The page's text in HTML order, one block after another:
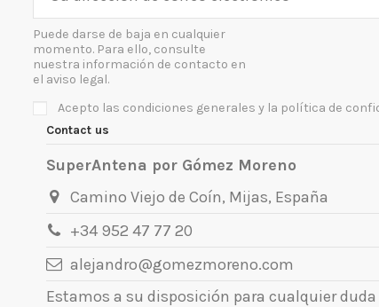
Puede darse de baja en cualquier
momento. Para ello, consulte
nuestra información de contacto en
el aviso legal.
Acepto las condiciones generales y la política de
Contact us
SuperAntena por Gómez Moreno
Camino Viejo de Coín, Mijas, España
+34 952 47 77 20
alejandro@gomezmoreno.com
Estamos a su disposición para cualquier